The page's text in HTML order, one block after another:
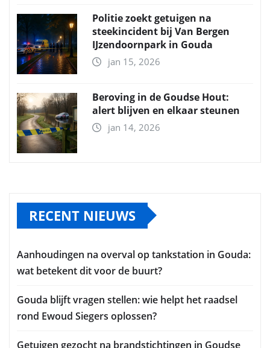
Politie zoekt getuigen na
steekincident bij Van Bergen
IJzendoornpark in Gouda
jan 15, 2026
Beroving in de Goudse Hout:
alert blijven en elkaar steunen
jan 14, 2026
RECENT NIEUWS
Aanhoudingen na overval op tankstation in Gouda:
wat betekent dit voor de buurt?
Gouda blijft vragen stellen: wie helpt het raadsel
rond Ewoud Siegers oplossen?
Getuigen gezocht na brandstichtingen in Goudse